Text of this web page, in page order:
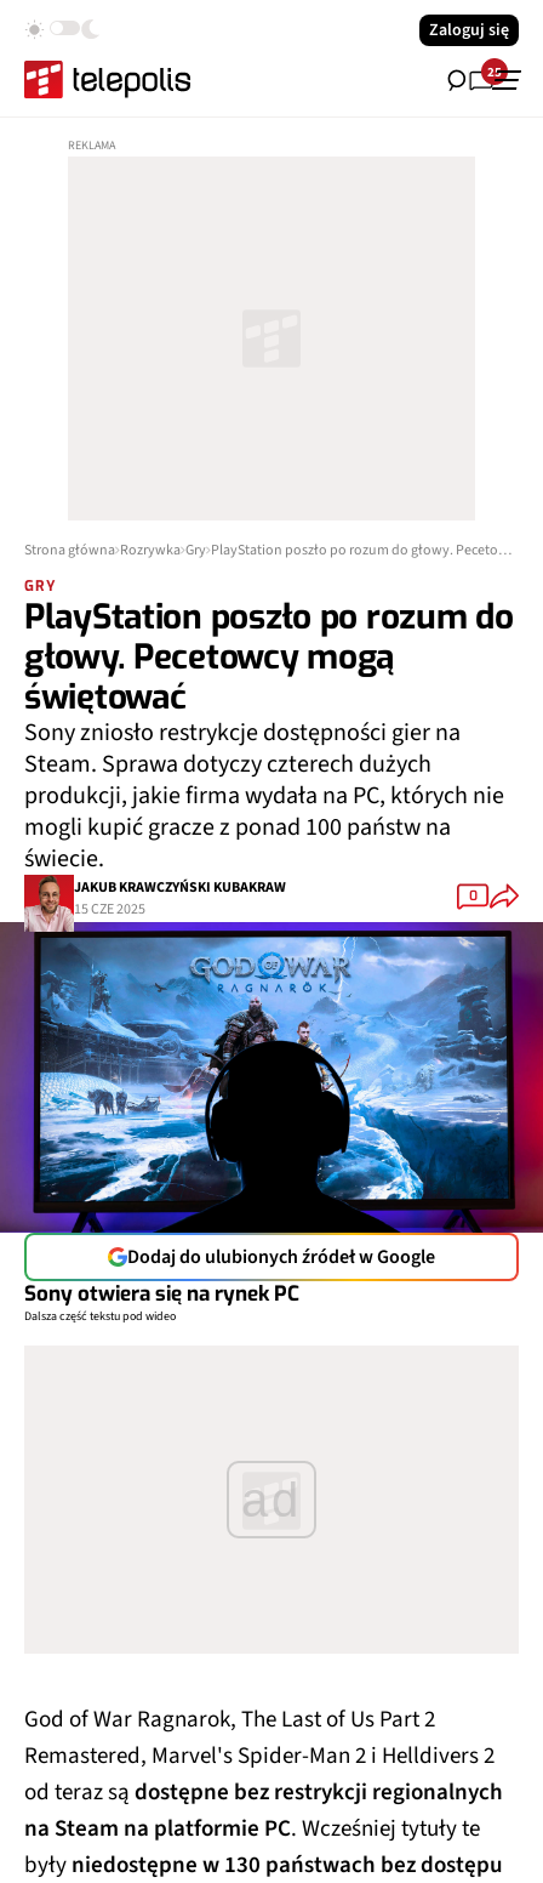
Zaloguj się
25
Strona główna Rozrywka Gry PlayStation poszło po rozum do głowy. Pecetowcy mogą świętować
GRY
PlayStation poszło po rozum do
głowy. Pecetowcy mogą
świętować
Sony zniosło restrykcje dostępności gier na
Steam. Sprawa dotyczy czterech dużych
produkcji, jakie firma wydała na PC, których nie
mogli kupić gracze z ponad 100 państw na
świecie.
JAKUB KRAWCZYŃSKI KUBAKRAW
15 CZE 2025
0
Dodaj do ulubionych źródeł w Google
Sony otwiera się na rynek PC
Dalsza część tekstu pod wideo
ad
God of War Ragnarok, The Last of Us Part 2
Remastered, Marvel's Spider-Man 2 i Helldivers 2
od teraz sądostępne bez restrykcji regionalnych
na Steam na platformie PC. Wcześniej tytuły te
byłyniedostępne w 130 państwach bez dostępu